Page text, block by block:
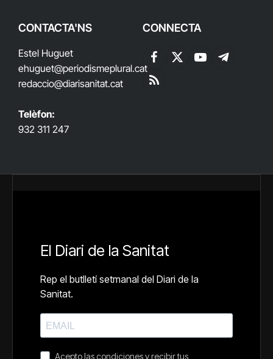
CONTACTA'NS
Estel Huguet
ehuguet@periodismeplural.cat
redaccio@diarisanitat.cat
Telèfon:
932 311 247
CONNECTA
Facebook
X
YouTubeTelegram
RSS